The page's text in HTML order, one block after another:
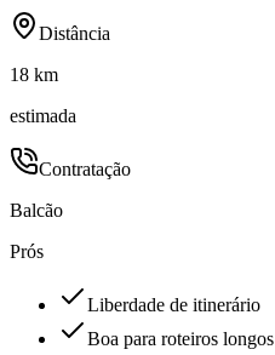
Distância
18 km
estimada
Contratação
Balcão
Prós
Liberdade de itinerário
Boa para roteiros longos